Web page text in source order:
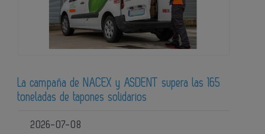
La campaña de NACEX y ASDENT supera las 165
toneladas de tapones solidarios
2026-07-08